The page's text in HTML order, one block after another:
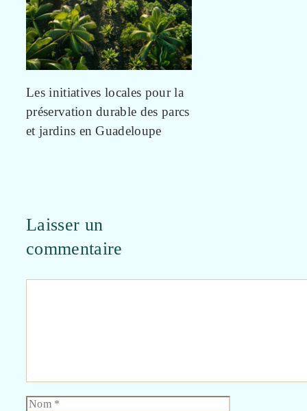
Les initiatives locales pour la
préservation durable des parcs
et jardins en Guadeloupe
Laisser un
commentaire
Nom